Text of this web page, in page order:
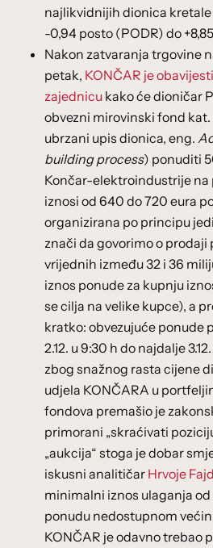
najlikvidnijih dionica kretale
-0,94 posto (PODR) do
Nakon zatvaranja trgovine
petak, KONČAR je
zajednicu kako će dioničar
obvezni mirovinski fond kat.
ubrzani upis dionica, eng.
building process) ponuditi
Končar-elektroindustrije na
iznosi od 640 do 720 eura
organizirana po principu
znači da govorimo o prodaji
vrijednih između 32 i 36
iznos ponude za kupnju
se cilja na velike kupce), a
kratko: obvezujuće ponude
2.12. u 9:30 h do najdalje
zbog snažnog rasta cijene
udjela KONČARA u
fondova premašio je
primorani „skraćivati
„aukcija“ stoga je dobar
iskusni analitičar Hrvoje
minimalni iznos ulaganja
ponudu nedostupnom
KONČAR je odavno trebao